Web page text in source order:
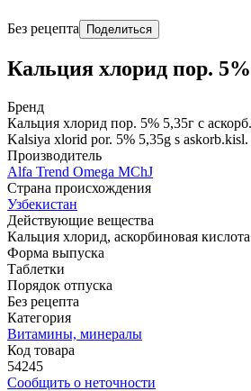
Без рецепта Поделиться
Кальция хлорид пор.
Бренд
Кальция хлорид пор. 5% 5,35г с
Kalsiya xlorid por. 5% 5,35g s
Производитель
Alfa Trend Omega MChJ
Страна происхождения
Узбекистан
Действующие вещества
Кальция хлорид, аскорбиновая кислота
Форма выпуска
Таблетки
Порядок отпуска
Без рецепта
Категория
Витамины, минералы
Код товара
54245
Сообщить о неточности